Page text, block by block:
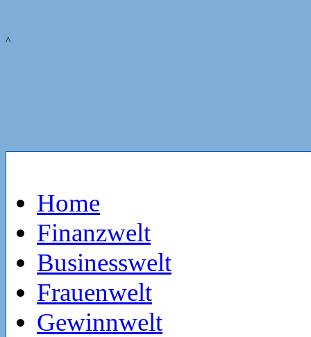
^
Home
Finanzwelt
Businesswelt
Frauenwelt
Gewinnwelt